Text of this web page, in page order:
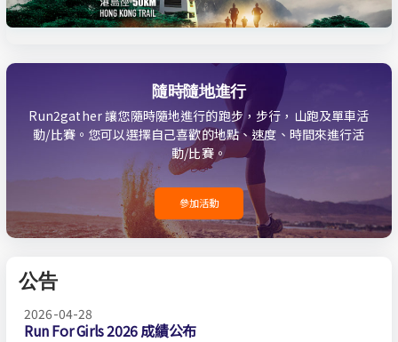
隨時隨地進行
Run2gather 讓您隨時隨地進行的跑步，步行，山跑及單車活
動/比賽。您可以選擇自己喜歡的地點、速度、時間來進行活
動/比賽。
參加活動
公告
2026-04-28
Run For Girls 2026 成績公布